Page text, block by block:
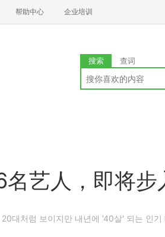
帮助中心 企业培训
搜索 查词
名艺人，即将步
대처럼 보이지만 내년에 '40살' 되는 인기